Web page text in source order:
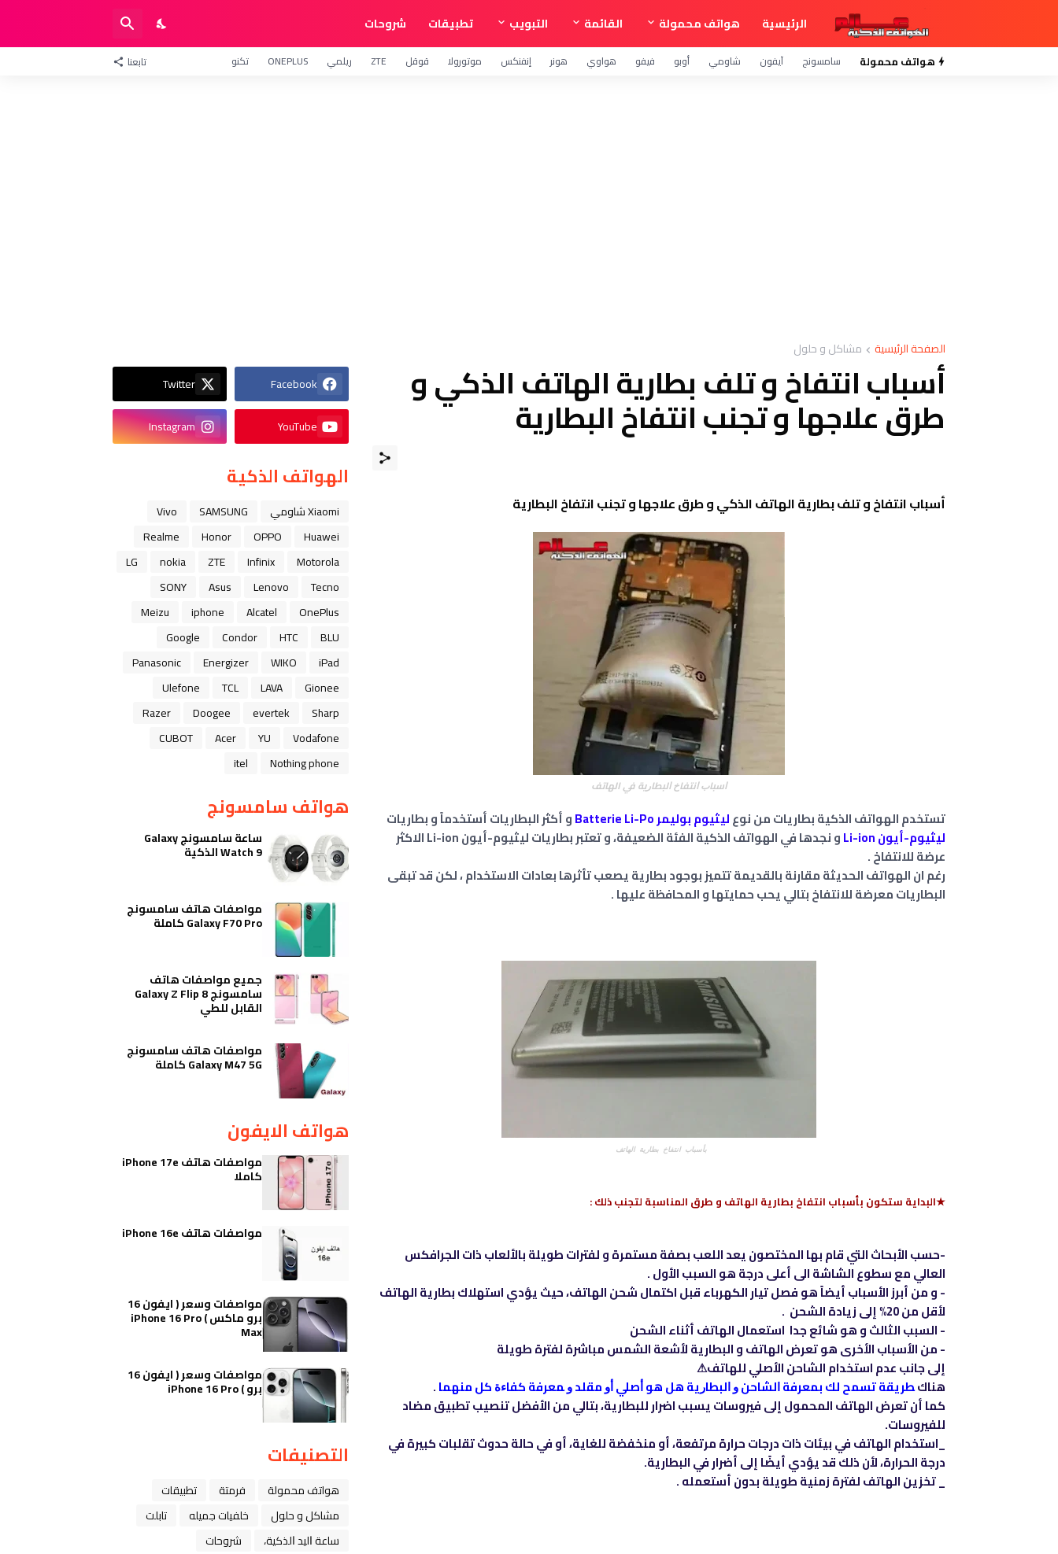
الرئيسية هواتف محمولة القائمة التبويب تطبيقات شروحات
هواتف محمولة سامسونج آيفون شاومي أوبو فيفو هواوي هونر إنفنكس موتورولا قوقل ZTE ريلمي ONEPLUS تكنو تابعنا
الصفحة الرئيسية مشاكل و حلول
أسباب انتفاخ و تلف بطارية الهاتف الذكي و
طرق علاجها و تجنب انتفاخ البطارية
أسباب انتفاخ و تلف بطارية الهاتف الذكي و طرق علاجها و تجنب انتفاخ البطارية
ﺍﺳﺒﺎﺏ ﺍﻧﺘﻔﺎﺥ ﺍﻟﺒﻄﺎﺭﻳﺔ في الهاتف
تستخدم الهواتف الذكية بطاريات من نوعليثيوم بوليمر Batterie Li-Po
و أكثر البطاريات أستخدماً و بطاريات
ليثيوم-أيون Li-ion
و نجدها في الهواتف الذكية الفئة الضعيفة، و تعتبر بطاريات ليثيوم-أيون Li-ion الاكثر
عرضة للانتفاخ .
رغم ان الهواتف الحديثة مقارنة بالقديمة تتميز بوجود بطارية يصعب تأثرها بعادات الاستخدام ، لكن قد تبقى
البطاريات معرضة للانتفاخ بتالي يحب حمايتها و المحافظة عليها .
بأسباب انتفاخ بطارية الهاتف
★البداية ستكون بأسباب انتفاخ بطارية الهاتف و طرق المناسبة لتجنب ذلك :
-حسب الأبحاث التي قام بها المختصون يعد اللعب بصفة مستمرة و لفترات طويلة بالألعاب ذات الجرافكس
العالي مع سطوع الشاشة الى أعلى درجة هو السبب الأول.
- و من أبرز الأسباب أيضاً هو فصل تيار الكهرباء قبل اكتمال شحن الهاتف، حيث يؤدي استهلاك بطارية الهاتف
لأقل من 20% إلى زيادة الشحن .
- السبب الثالث و هو شائع جدا استعمال الهاتف أثناء الشحن
- من الأسباب الأخرى هو تعرض الهاتف و البطارية لأشعة الشمس مباشرة لفترة طويلة
إلى جانب عدم استخدام الشاحن الأصلي للهاتف⚠
هناكﻄﺮﻳﻘﺔ ﺗﺴﻤﺢ ﻟﻚ ﺑﻤﻌﺮﻓﺔ ﺍﻟﺸﺎﺣﻦ ﻭ ﺍﻟﺒﻄﺎﺭﻳﺔ ﻫﻞ ﻫﻮ ﺃﺻﻠﻲ ﺃﻭ ﻣﻘﻠﺪ ﻭ ﻤﻌﺮﻓﺔ ﻛﻔﺎﺀﺓ ﻛﻞ ﻣﻨﻬﻤﺎ.
كما أن تعرض الهاتف المحمول إلى فيروسات يسبب اضرار للبطارية، بتالي من الأفضل تنصيب تطبيق مضاد
للفيروسات.
_استخدام الهاتف في بيئات ذات درجات حرارة مرتفعة، أو منخفضة للغاية، أو في حالة حدوث تقلبات كبيرة في
درجة الحرارة، لأن ذلك قد يؤدي أيضًا إلى أضرار في البطارية.
_ تخزين الهاتف لفترة زمنية طويلة بدون أستعمله .
Facebook
Twitter
YouTube
Instagram
الهواتف الذكية
Xiaomi شاومي SAMSUNG
Vivo
Huawei
OPPO
Honor
Realme
Motorola
Infinix
ZTE
nokia
LG
Tecno
Lenovo
Asus
SONY
OnePlus
Alcatel
iphone
Meizu
BLU
HTC
Condor
Google
iPad
WIKO
Energizer
Panasonic
Gionee
LAVA
TCL
Ulefone
Sharp
evertek
Doogee
Razer
Vodafone
YU
Acer
CUBOT
Nothing phone
itel
هواتف سامسونج
ساعة سامسونج Galaxy
Watch 9 الذكية
مواصفات هاتف سامسونج
Galaxy F70 Pro كاملة
جميع مواصفات هاتف
سامسونج Galaxy Z Flip 8
القابل للطي
مواصفات هاتف سامسونج
Galaxy M47 5G كاملة
هواتف الايفون
مواصفات هاتف iPhone 17e
كاملا
مواصفات هاتف iPhone 16e
مواصفات وسعر ( ايفون 16
برو ماكس ) iPhone 16 Pro
Max
مواصفات وسعر ( ايفون 16
برو ) iPhone 16 Pro
التصنيفات
هواتف محمولة فرمتة
تطبيقات
مشاكل و حلول
خلفيات جميله
تابلت
ﺳﺎﻋﺔ ﺍﻟﻴﺪ ﺍﻟﺬﻛﻴﺔ،
شروحات